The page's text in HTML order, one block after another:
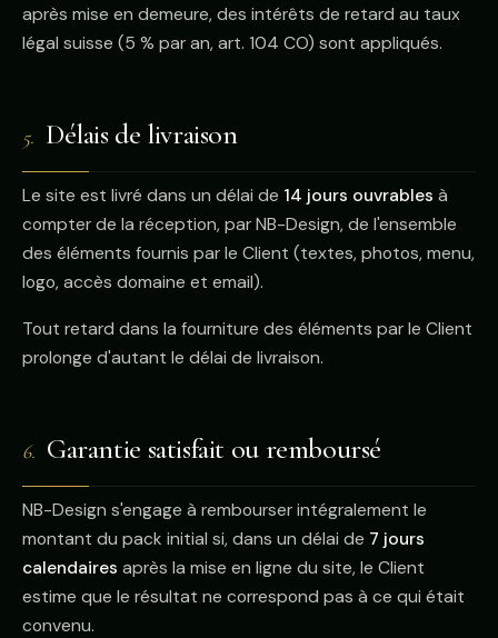
après mise en demeure, des intérêts de retard au taux
légal suisse (5 % par an, art. 104 CO) sont appliqués.
5. Délais de livraison
Le site est livré dans un délai de 14 jours ouvrables à
compter de la réception, par NB-Design, de l'ensemble
des éléments fournis par le Client (textes, photos, menu,
logo, accès domaine et email).
Tout retard dans la fourniture des éléments par le Client
prolonge d'autant le délai de livraison.
6. Garantie satisfait ou remboursé
NB-Design s'engage à rembourser intégralement le
montant du pack initial si, dans un délai de 7 jours
calendaires après la mise en ligne du site, le Client
estime que le résultat ne correspond pas à ce qui était
convenu.